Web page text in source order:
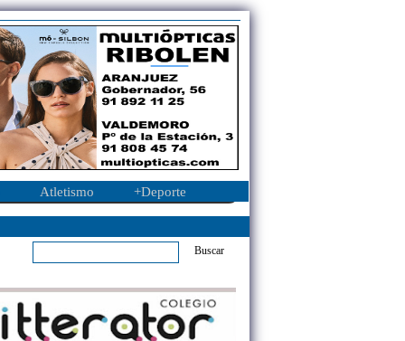
Atletismo +Deporte